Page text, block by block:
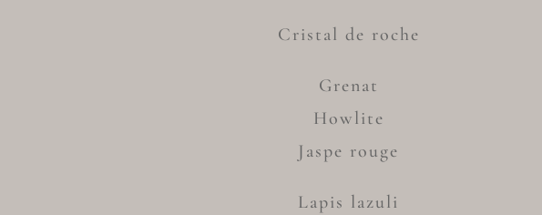
Cristal de roche
Grenat
Howlite
Jaspe rouge
Lapis lazuli